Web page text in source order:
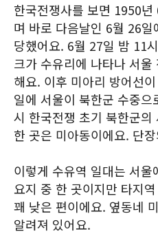
한국전쟁사를 보면 1950
며 바로 다음날인 6월 26
당했어요. 6월 27일 밤 11
크가 수유리에 나타나 서
해요. 이후 미아리 방어선
일에 서울이 북한군 수중
시 한국전쟁 초기 북한군
한 곳은 미아동이에요. 단
이렇게 수유역 일대는 서
요지 중 한 곳이지만 타지
꽤 낮은 편이에요. 옆동네
알려져 있어요.